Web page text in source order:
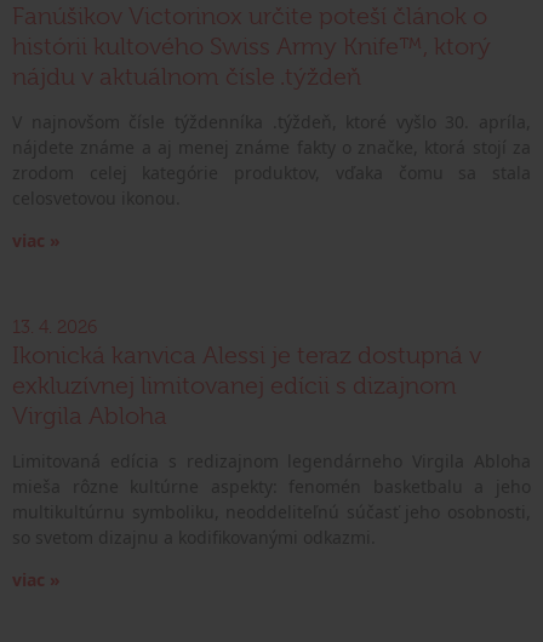
Fanúšikov Victorinox určite poteší článok o
histórii kultového Swiss Army Knife™, ktorý
nájdu v aktuálnom čísle .týždeň
viac »
13. 4. 2026
Ikonická kanvica Alessi je teraz dostupná v
exkluzívnej limitovanej edícii s dizajnom
Virgila Abloha
viac »